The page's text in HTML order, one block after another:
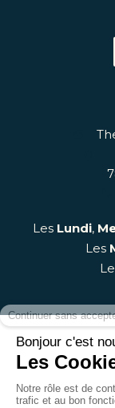
Les Lundi,
Les
Le
©2018 Theo